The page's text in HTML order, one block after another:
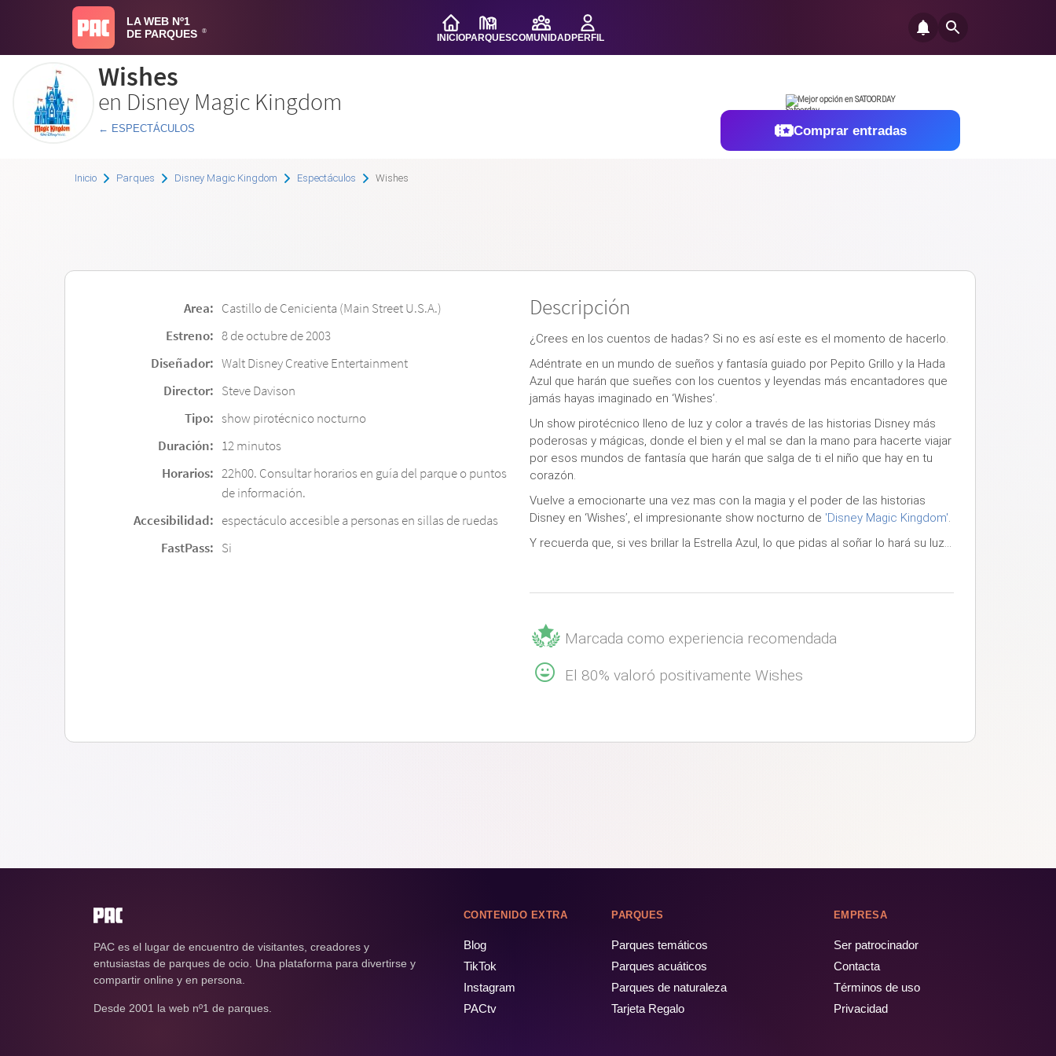
LA WEB Nº1
DE PARQUES
®
INICIOPARQUESCOMUNIDADPERFIL
Wishes
en Disney Magic Kingdom
← ESPECTÁCULOS
Mejor opción en SATOORDAY
Comprar entradas
Inicio Parques Disney Magic Kingdom Espectáculos Wishes
Area: Castillo de Cenicienta (Main Street U.S.A.)
Estreno: 8 de octubre de 2003
Diseñador: Walt Disney Creative Entertainment
Director: Steve Davison
Tipo: show pirotécnico nocturno
Duración: 12 minutos
Horarios: 22h00. Consultar horarios en guía del parque o puntos
de información.
Accesibilidad: espectáculo accesible a personas en sillas de ruedas
FastPass: Si
Descripción
¿Crees en los cuentos de hadas? Si no es así este es el momento de hacerlo.
Adéntrate en un mundo de sueños y fantasía guiado por Pepito Grillo y la Hada
Azul que harán que sueñes con los cuentos y leyendas más encantadores que
jamás hayas imaginado en ‘Wishes’.
Un show pirotécnico lleno de luz y color a través de las historias Disney más
poderosas y mágicas, donde el bien y el mal se dan la mano para hacerte viajar
por esos mundos de fantasía que harán que salga de ti el niño que hay en tu
corazón.
Vuelve a emocionarte una vez mas con la magia y el poder de las historias
Disney en ‘Wishes’, el impresionante show nocturno de 'Disney Magic Kingdom'.
Y recuerda que, si ves brillar la Estrella Azul, lo que pidas al soñar lo hará su luz…
Marcada como experiencia recomendada
El 80% valoró positivamente Wishes
PAC es el lugar de encuentro de visitantes, creadores y
entusiastas de parques de ocio. Una plataforma para divertirse y
compartir online y en persona.
Desde 2001 la web nº1 de parques.
CONTENIDO EXTRA
Blog
TikTok
Instagram
PACtv
PARQUES
Parques temáticos
Parques acuáticos
Parques de naturaleza
Tarjeta Regalo
EMPRESA
Ser patrocinador
Contacta
Términos de uso
Privacidad